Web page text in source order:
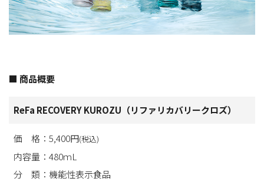
■ 商品概要
ReFa RECOVERY KUROZU（リファリカバリークロズ）
価 格：5,400円(税込)
内容量：480ｍL
分 類：機能性表示食品